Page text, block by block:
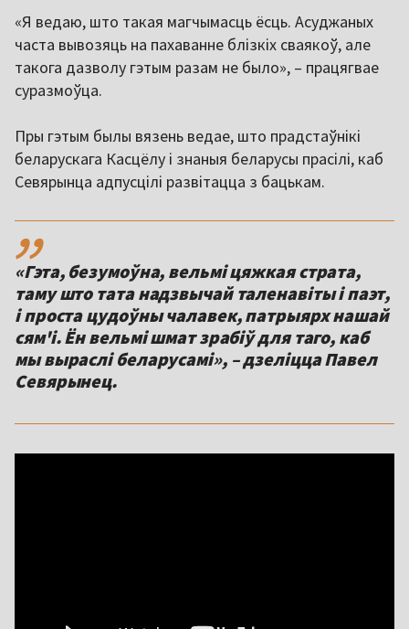
«Я ведаю, што такая магчымасць ёсць. Асуджаных
часта вывозяць на пахаванне блізкіх сваякоў, але
такога дазволу гэтым разам не было», – працягвае
суразмоўца.
Пры гэтым былы вязень ведае, што прадстаўнікі
беларускага Касцёлу і знаныя беларусы прасілі, каб
Севярынца адпусцілі развітацца з бацькам.
,,
«Гэта, безумоўна, вельмі цяжкая страта,
таму што тата надзвычай таленавіты і паэт,
і проста цудоўны чалавек, патрыярх нашай
сям'і. Ён вельмі шмат зрабіў для таго, каб
мы выраслі беларусамі», – дзеліцца Павел
Севярынец.